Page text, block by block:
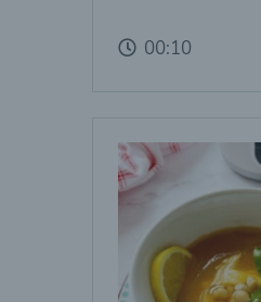
00:10